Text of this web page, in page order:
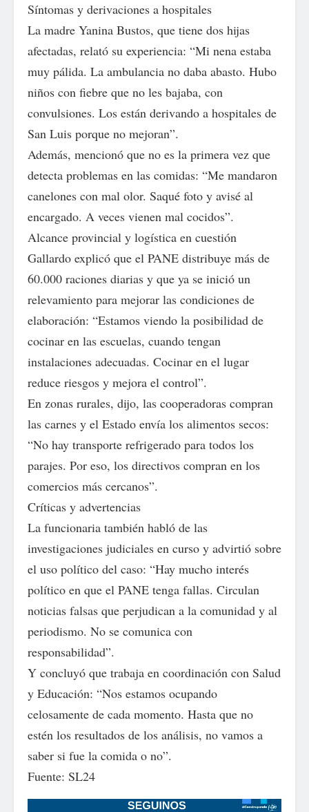
Síntomas y derivaciones a hospitales
La madre Yanina Bustos, que tiene dos hijas
afectadas, relató su experiencia: “Mi nena estaba
muy pálida. La ambulancia no daba abasto. Hubo
niños con fiebre que no les bajaba, con
convulsiones. Los están derivando a hospitales de
San Luis porque no mejoran”.
Además, mencionó que no es la primera vez que
detecta problemas en las comidas: “Me mandaron
canelones con mal olor. Saqué foto y avisé al
encargado. A veces vienen mal cocidos”.
Alcance provincial y logística en cuestión
Gallardo explicó que el PANE distribuye más de
60.000 raciones diarias y que ya se inició un
relevamiento para mejorar las condiciones de
elaboración: “Estamos viendo la posibilidad de
cocinar en las escuelas, cuando tengan
instalaciones adecuadas. Cocinar en el lugar
reduce riesgos y mejora el control”.
En zonas rurales, dijo, las cooperadoras compran
las carnes y el Estado envía los alimentos secos:
“No hay transporte refrigerado para todos los
parajes. Por eso, los directivos compran en los
comercios más cercanos”.
Críticas y advertencias
La funcionaria también habló de las
investigaciones judiciales en curso y advirtió sobre
el uso político del caso: “Hay mucho interés
político en que el PANE tenga fallas. Circulan
noticias falsas que perjudican a la comunidad y al
periodismo. No se comunica con
responsabilidad”.
Y concluyó que trabaja en coordinación con Salud
y Educación: “Nos estamos ocupando
celosamente de cada momento. Hasta que no
estén los resultados de los análisis, no vamos a
saber si fue la comida o no”.
Fuente: SL24